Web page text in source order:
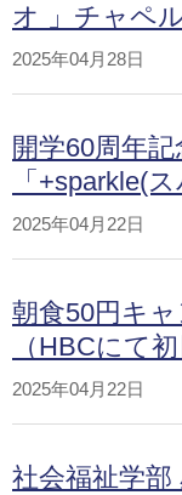
オ 」チャペ
2025年04月28日
開学60周年
「+sparkle(
2025年04月22日
朝食50円キ
（HBCにて
2025年04月22日
社会福祉学部